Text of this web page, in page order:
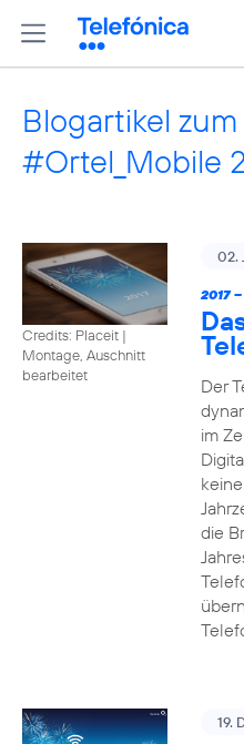
Blogartikel
#Ortel_Mobile
Credits: Placeit |
Montage, Auschnitt
bearbeitet
02.
2017
Der
im
die
19.